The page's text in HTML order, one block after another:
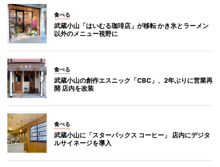
食べる
武蔵小山「はいむる珈琲店」が移転 かき氷とラーメン
以外のメニュー視野に
食べる
武蔵小山の創作エスニック「CBC」、2年ぶりに営業再
開 店内を改装
食べる
武蔵小山に「スターバックス コーヒー」 店内にデジタ
ルサイネージを導入